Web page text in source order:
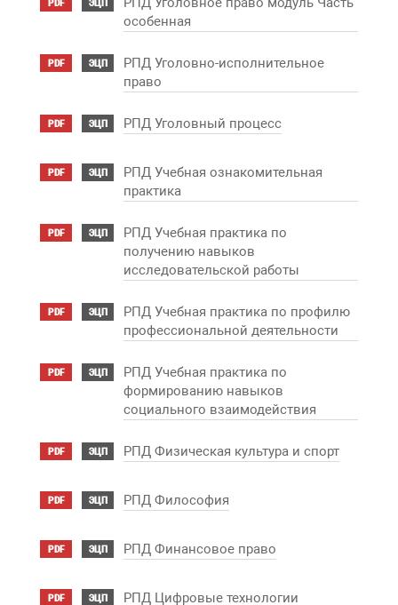
PDF ЭЦП
особенная
PDF ЭЦП
РПД Уголовно-исполнительное
право
PDF ЭЦП РПД Уголовный процесс
PDF ЭЦП
РПД Учебная ознакомительная
практика
PDF ЭЦП
РПД Учебная практика по
получению навыков
исследовательской работы
PDF ЭЦП
РПД Учебная практика по профилю
профессиональной деятельности
PDF ЭЦП
РПД Учебная практика по
формированию навыков
социального взаимодействия
PDF ЭЦП РПД Физическая культура и спорт
PDF ЭЦП РПД Философия
PDF ЭЦП РПД Финансовое право
PDF ЭЦП РПД Цифровые технологии